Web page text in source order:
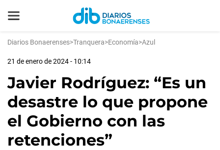
Diarios Bonaerenses>Tranquera>Economía>Azul
21 de enero de 2024 - 10:14
Javier Rodríguez: “Es un
desastre lo que propone
el Gobierno con las
retenciones”